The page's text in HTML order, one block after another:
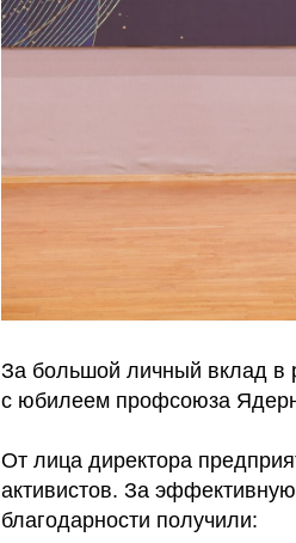
За большой личный вклад в
с юбилеем профсоюза
От лица директора
активистов. За
благодарности получили: